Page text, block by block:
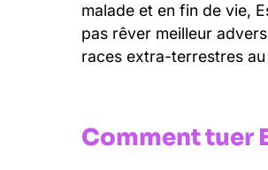
malade et en fin de vie,
pas rêver meilleur
races extra-terrestres
Comment tuer